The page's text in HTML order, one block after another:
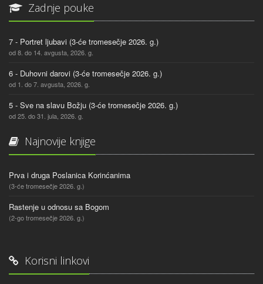
Zadnje pouke
7 - Portret ljubavi (3-će tromesečje 2026. g.)
od 8. do 14. avgusta, 2026. g.
6 - Duhovni darovi (3-će tromesečje 2026. g.)
od 1. do 7. avgusta, 2026. g.
5 - Sve na slavu Božju (3-će tromesečje 2026. g.)
od 25. do 31. jula, 2026. g.
Najnovije knjige
Prva i druga Poslanica Korinćanima
(3-će tromesečje 2026. g.)
Rastenje u odnosu sa Bogom
(2-go tromesečje 2026. g.)
Korisni linkovi